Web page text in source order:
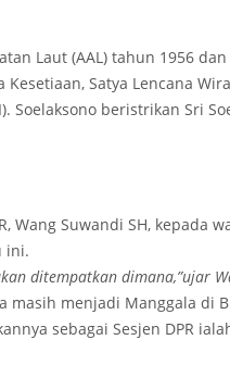
Laut (AAL) tahun 1956
Kesetiaan, Satya Lencana
Soelaksono beristrikan Sri
Wang Suwandi SH, kepada
ini.
ditempatkan dimana,”ujar
masih menjadi Manggala
sebagai Sesjen DPR